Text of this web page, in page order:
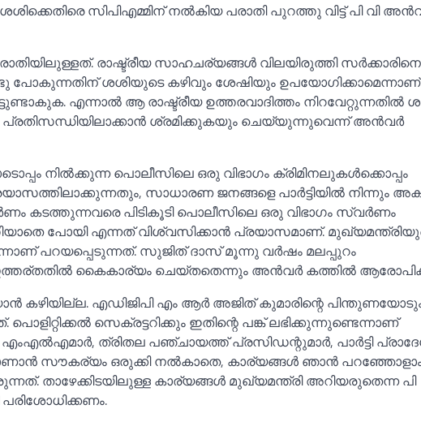
സിപിഎമ്മിന് നല്‍കിയ പരാതി പുറത്തു വിട്ട് പി വി
രാഷ്ട്രീയ സാഹചര്യങ്ങള്‍ വിലയിരുത്തി
പോകുന്നതിന് ശശിയുടെ കഴിവും ശേഷിയും
എന്നാല്‍ ആ രാഷ്ട്രീയ ഉത്തരവാദിത്തം നിറവേറ്റുന്നതില്‍
പ്രതിസന്ധിയിലാക്കാന്‍ ശ്രമിക്കുകയും ചെയ്യുന്നുവെന്ന് അന്‍വര്‍
നില്‍ക്കുന്ന പൊലീസിലെ ഒരു വിഭാഗം ക്രിമിനലുകള്‍ക്കൊപ്പം
സാധാരണ ജനങ്ങളെ പാര്‍ട്ടിയില്‍ നിന്നും
കടത്തുന്നവരെ പിടികൂടി പൊലീസിലെ ഒരു വിഭാഗം സ്വര്‍ണം
പോയി എന്നത് വിശ്വസിക്കാന്‍ പ്രയാസമാണ്.
പറയപ്പെടുന്നത്. സുജിത് ദാസ് മൂന്നു വര്‍ഷം മലപ്പുറം
കൈകാര്യം ചെയ്തതെന്നും അന്‍വര്‍ കത്തില്‍
കഴിയില്ല. എഡിജിപി എം ആര്‍ അജിത് കുമാരിന്റെ
സെക്രട്ടറിക്കും ഇതിന്റെ പങ്ക് ലഭിക്കുന്നുണ്ടെന്നാണ്
ത്രിതല പഞ്ചായത്ത് പ്രസിഡന്റുമാര്‍, പാര്‍ട്ടി
സൗകര്യം ഒരുക്കി നല്‍കാതെ, കാര്യങ്ങള്‍ ഞാന്‍
താഴേക്കിടയിലുള്ള കാര്യങ്ങള്‍ മുഖ്യമന്ത്രി അറിയരുതെന്ന പി